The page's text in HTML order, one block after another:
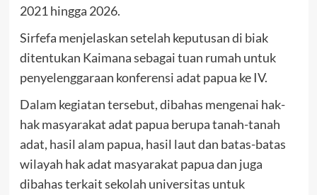
2021 hingga 2026.
Sirfefa menjelaskan setelah keputusan di biak
ditentukan Kaimana sebagai tuan rumah untuk
penyelenggaraan konferensi adat papua ke IV.
Dalam kegiatan tersebut, dibahas mengenai hak-
hak masyarakat adat papua berupa tanah-tanah
adat, hasil alam papua, hasil laut dan batas-batas
wilayah hak adat masyarakat papua dan juga
dibahas terkait sekolah universitas untuk